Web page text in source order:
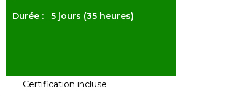
Durée : 5 jours (35 heures)
Certification incluse